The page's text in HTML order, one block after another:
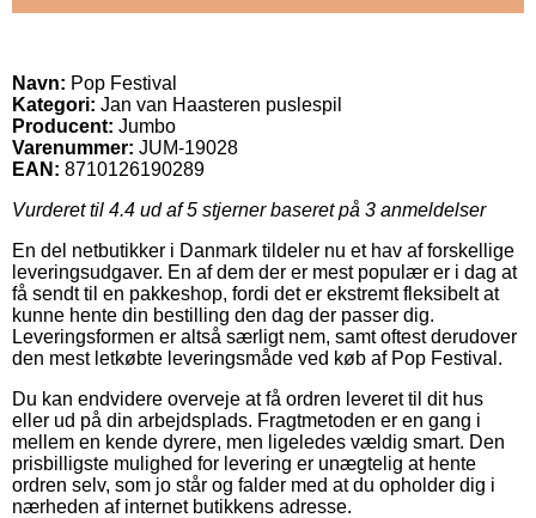
Navn: Pop Festival
Kategori: Jan van Haasteren puslespil
Producent: Jumbo
Varenummer: JUM-19028
EAN: 8710126190289
Vurderet til 4.4 ud af 5 stjerner baseret på 3 anmeldelser
En del netbutikker i Danmark tildeler nu et hav af forskellige
leveringsudgaver. En af dem der er mest populær er i dag at
få sendt til en pakkeshop, fordi det er ekstremt fleksibelt at
kunne hente din bestilling den dag der passer dig.
Leveringsformen er altså særligt nem, samt oftest derudover
den mest letkøbte leveringsmåde ved køb af Pop Festival.
Du kan endvidere overveje at få ordren leveret til dit hus
eller ud på din arbejdsplads. Fragtmetoden er en gang i
mellem en kende dyrere, men ligeledes vældig smart. Den
prisbilligste mulighed for levering er unægtelig at hente
ordren selv, som jo står og falder med at du opholder dig i
nærheden af internet butikkens adresse.